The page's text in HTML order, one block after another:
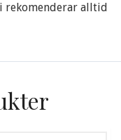
rekomenderar alltid